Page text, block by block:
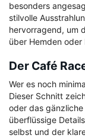
besonders
stilvolle
hervorragend, um
über Hemden oder
Der Café
Wer es noch
Dieser Schnitt
oder das gänzliche
überflüssige
selbst und der